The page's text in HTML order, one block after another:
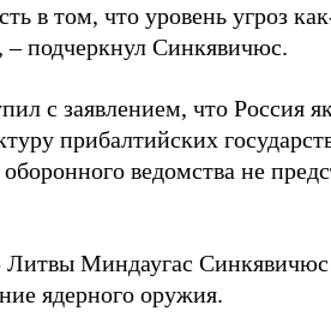
в том, что уровень угроз
– подчеркнул Синкявичюс.
с заявлением, что Россия
прибалтийских
ведомства не
Миндаугас Синкявичюс
ядерного оружия.